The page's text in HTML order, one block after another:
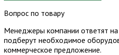
Вопрос по товару
Менеджеры компании ответят
подберут необходимое
коммерческое предложение.